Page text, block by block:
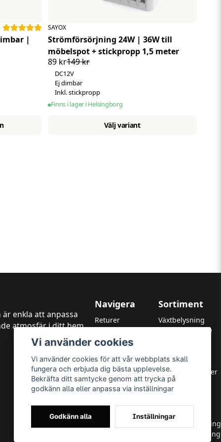
SAYOX
Strömförsörjning 24W | 36W till
möbelspot + stickpropp 1,5 meter
149 kr
89 kr
DC12V
Ej dimbar
Inkl. stickpropp
Finns i lager i Helsingborg
Välj variant
enkla att anpassa
atmosfär i ditt hem,
Navigera
Returer
Kundtjänst
Garanti
Om oss
Integritetspolicy
Leverans & Returer
Allmänna villkor
Sortiment
Växtbelysning
LED Strålkastare
LED Downlights
LED Takarmaturer
Tillbehör
OUTLED
LED-ljuskällor
Utomhusbelysning
Inomhusbelysning
Vi använder cookies
Vi använder cookies för att vår webbplats skall
fungera och erbjuda dig bästa upplevelse.
Bekräfta ditt samtycke genom att trycka på
godkänn alla eller anpassa via inställningar
Godkänn alla Inställningar